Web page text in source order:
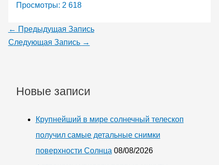
Просмотры: 2 618
← Предыдущая Запись
Следующая Запись →
Новые записи
Крупнейший в мире солнечный телескоп
получил самые детальные снимки
поверхности Солнца 08/08/2026